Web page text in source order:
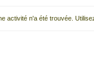
activité n'a été trouvée.